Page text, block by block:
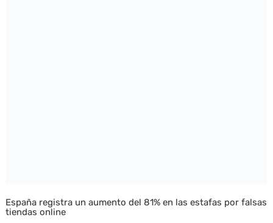
España registra un aumento del 81% en las estafas por falsas
tiendas online